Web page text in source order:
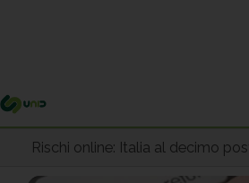
Rischi online: Italia al decimo